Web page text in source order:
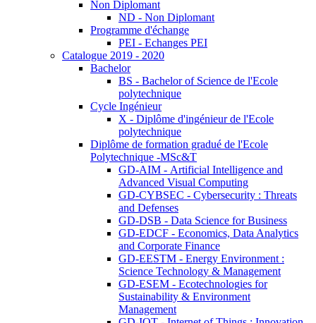
Non Diplomant
ND - Non Diplomant
Programme d'échange
PEI - Echanges PEI
Catalogue 2019 - 2020
Bachelor
BS - Bachelor of Science de l'Ecole
polytechnique
Cycle Ingénieur
X - Diplôme d'ingénieur de l'Ecole
polytechnique
Diplôme de formation gradué de l'Ecole
Polytechnique -MSc&T
GD-AIM - Artificial Intelligence and
Advanced Visual Computing
GD-CYBSEC - Cybersecurity : Threats
and Defenses
GD-DSB - Data Science for Business
GD-EDCF - Economics, Data Analytics
and Corporate Finance
GD-EESTM - Energy Environment :
Science Technology & Management
GD-ESEM - Ecotechnologies for
Sustainability & Environment
Management